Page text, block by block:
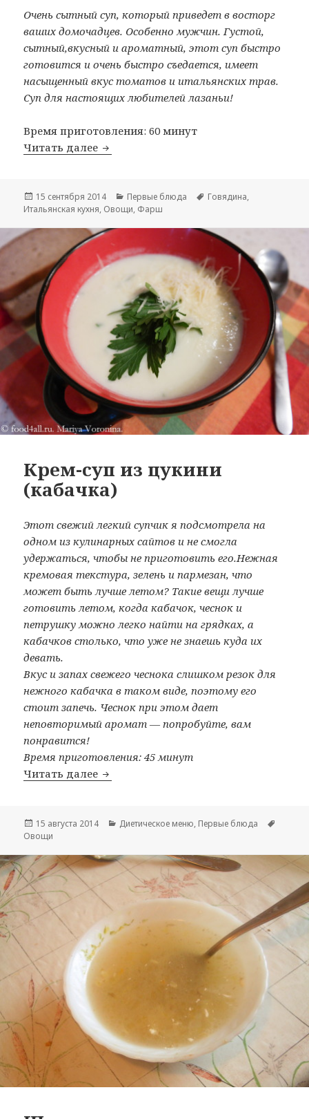
Очень сытный суп, который приведет в восторг
ваших домочадцев. Особенно мужчин. Густой,
сытный,вкусный и ароматный, этот суп быстро
готовится и очень быстро съедается, имеет
насыщенный вкус томатов и итальянских трав.
Суп для настоящих любителей лазаньи!
Время приготовления: 60 минут
Читать далее Лазанья суп
Опубликовано
15 сентября 2014 Рубрики
Первые блюда Метки
Говядина,
Итальянская кухня, Овощи, Фарш
Крем-суп из цукини
(кабачка)
Этот свежий легкий супчик я подсмотрела на
одном из кулинарных сайтов и не смогла
удержаться, чтобы не приготовить его.Нежная
кремовая текстура, зелень и пармезан, что
может быть лучше летом? Такие вещи лучше
готовить летом, когда кабачок, чеснок и
петрушку можно легко найти на грядках, а
кабачков столько, что уже не знаешь куда их
девать.
Вкус и запах свежего чеснока слишком резок для
нежного кабачка в таком виде, поэтому его
стоит запечь. Чеснок при этом дает
неповторимый аромат — попробуйте, вам
понравится!
Время приготовления: 45 минут
Читать далее Крем-суп из цукини (кабачка)
Опубликовано
15 августа 2014 Рубрики
Диетическое меню, Первые блюда
Овощи